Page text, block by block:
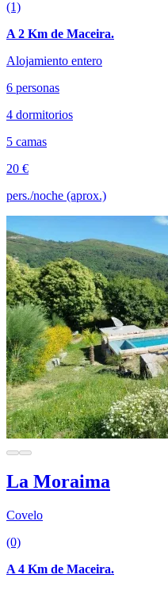
(1)
A 2 Km de Maceira.
Alojamiento entero
6 personas
4 dormitorios
5 camas
20 €
pers./noche (aprox.)
La Moraima
Covelo
(0)
A 4 Km de Maceira.